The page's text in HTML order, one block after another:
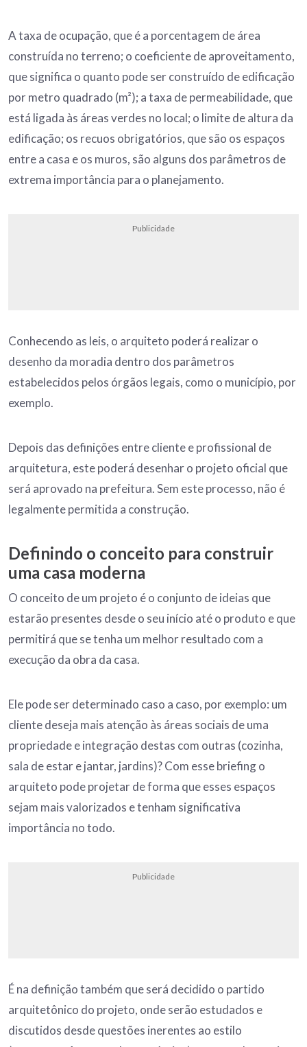
A taxa de ocupação, que é a porcentagem de área
construída no terreno; o coeficiente de aproveitamento,
que significa o quanto pode ser construído de edificação
por metro quadrado (m²); a taxa de permeabilidade, que
está ligada às áreas verdes no local; o limite de altura da
edificação; os recuos obrigatórios, que são os espaços
entre a casa e os muros, são alguns dos parâmetros de
extrema importância para o planejamento.
Publicidade
Conhecendo as leis, o arquiteto poderá realizar o
desenho da moradia dentro dos parâmetros
estabelecidos pelos órgãos legais, como o município, por
exemplo.
Depois das definições entre cliente e profissional de
arquitetura, este poderá desenhar o projeto oficial que
será aprovado na prefeitura. Sem este processo, não é
legalmente permitida a construção.
Definindo o conceito para construir
uma casa moderna
O conceito de um projeto é o conjunto de ideias que
estarão presentes desde o seu início até o produto e que
permitirá que se tenha um melhor resultado com a
execução da obra da casa.
Ele pode ser determinado caso a caso, por exemplo: um
cliente deseja mais atenção às áreas sociais de uma
propriedade e integração destas com outras (cozinha,
sala de estar e jantar, jardins)? Com esse briefing o
arquiteto pode projetar de forma que esses espaços
sejam mais valorizados e tenham significativa
importância no todo.
Publicidade
É na definição também que será decidido o partido
arquitetônico do projeto, onde serão estudados e
discutidos desde questões inerentes ao estilo